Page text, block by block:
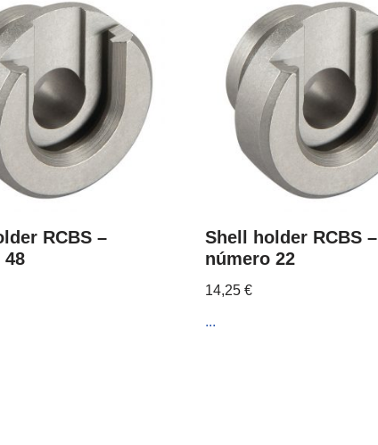
RCBS –
48
Shell holder RCBS –
número 22
14,25 €
...